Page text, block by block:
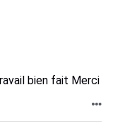
bien fait Merci